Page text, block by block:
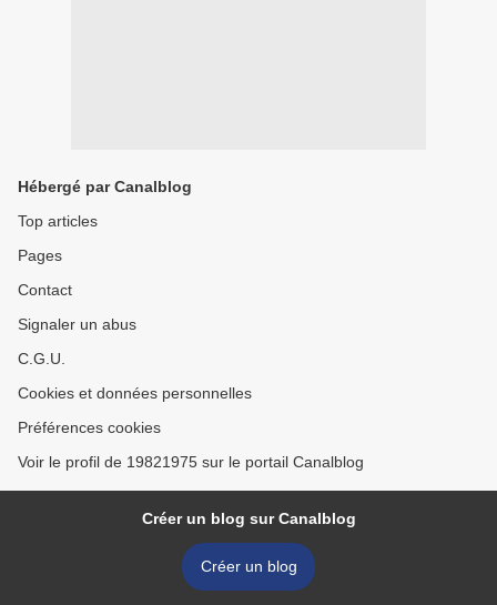
Hébergé par Canalblog
Top articles
Pages
Contact
Signaler un abus
C.G.U.
Cookies et données personnelles
Préférences cookies
Voir le profil de 19821975 sur le portail Canalblog
Créer un blog sur Canalblog
Créer un blog